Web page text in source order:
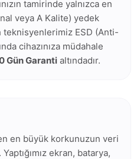
tamirinde yalnızca en
veya A Kalite) yedek
teknisyenlerimiz ESD (Anti-
cihazınıza müdahale
Gün Garanti altındadır.
en büyük korkunuzun veri
ekran, batarya,